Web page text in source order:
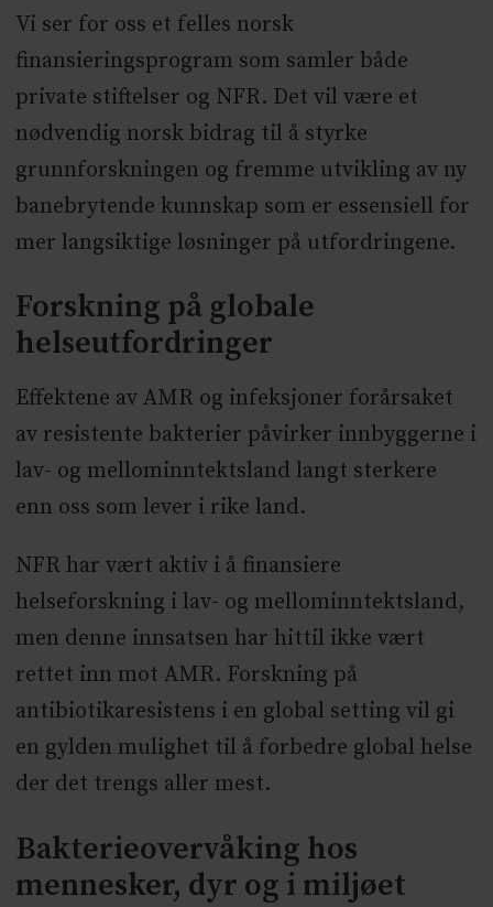
Vi ser for oss et felles norsk
finansieringsprogram som samler både
private stiftelser og NFR. Det vil være et
nødvendig norsk bidrag til å styrke
grunnforskningen og fremme utvikling av ny
banebrytende kunnskap som er essensiell for
mer langsiktige løsninger på utfordringene.
Forskning på globale
helseutfordringer
Effektene av AMR og infeksjoner forårsaket
av resistente bakterier påvirker innbyggerne i
lav- og mellominntektsland langt sterkere
enn oss som lever i rike land.
NFR har vært aktiv i å finansiere
helseforskning i lav- og mellominntektsland,
men denne innsatsen har hittil ikke vært
rettet inn mot AMR. Forskning på
antibiotikaresistens i en global setting vil gi
en gylden mulighet til å forbedre global helse
der det trengs aller mest.
Bakterieovervåking hos
mennesker, dyr og i miljøet